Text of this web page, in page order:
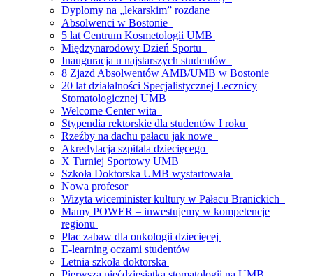
Dyplomy na „lekarskim” rozdane
Absolwenci w Bostonie
5 lat Centrum Kosmetologii UMB
Międzynarodowy Dzień Sportu
Inauguracja u najstarszych studentów
8 Zjazd Absolwentów AMB/UMB w Bostonie
20 lat działalności Specjalistycznej Lecznicy
Stomatologicznej UMB
Welcome Center wita
Stypendia rektorskie dla studentów I roku
Rzeźby na dachu pałacu jak nowe
Akredytacja szpitala dziecięcego
X Turniej Sportowy UMB
Szkoła Doktorska UMB wystartowała
Nowa profesor
Wizyta wiceminister kultury w Pałacu Branickich
Mamy POWER – inwestujemy w kompetencje
regionu
Plac zabaw dla onkologii dziecięcej
E-learning oczami studentów
Letnia szkoła doktorska